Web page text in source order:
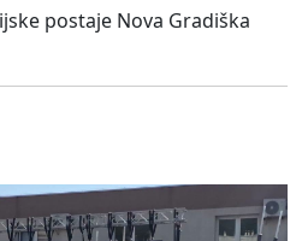
postaje Nova Gradiška